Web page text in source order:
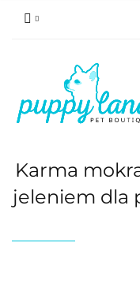
Karma
jeleniem dla